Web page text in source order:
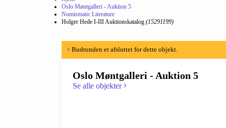
Oslo Møntgalleri - Auktion 5
Numismatic Literature
Holger Hede I-III Auktionskatalog (15291199)
× Budrunden er afsluttet for dette objekt.
Oslo Møntgalleri - Auktion 5
Se alle objekter